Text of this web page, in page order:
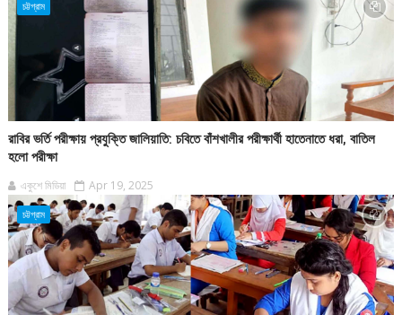
চট্টগ্রাম
রাবির ভর্তি পরীক্ষায় প্রযুক্তি জালিয়াতি: চবিতে বাঁশখালীর পরীক্ষার্থী হাতেনাতে ধরা, বাতিল
হলো পরীক্ষা
একুশে মিডিয়া Apr 19, 2025
চট্টগ্রাম